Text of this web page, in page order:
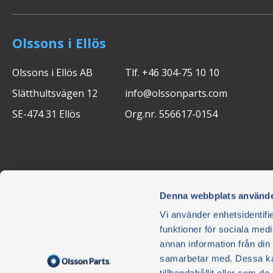
Denna webbplats
Vi använder
funktioner för sociala
annan information från
samarbetar med. Dessa
Olssons i Ellös
Olssons i Ellös AB
Slätthultsvägen 12
SE-474 31 Ellös
Tlf. +46 304-75 10 10
info@olssonparts.com
Org.nr. 556617-0154
Nyhetsbrev